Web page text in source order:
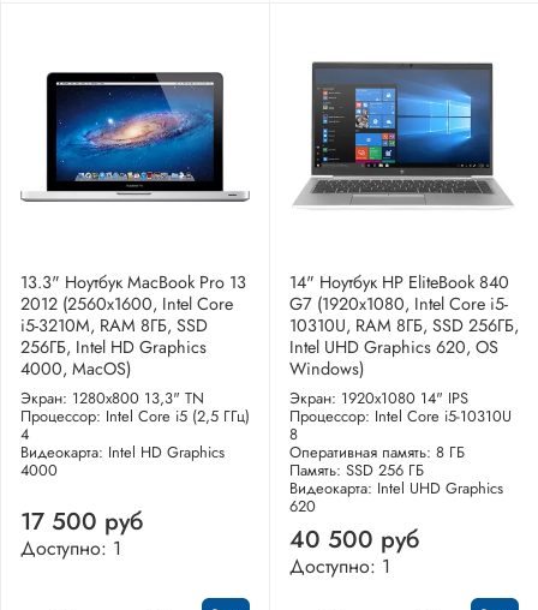
13.3" Ноутбук MacBook Pro 13
2012 (2560x1600, Intel Core
i5-3210M, RAM 8ГБ, SSD
256ГБ, Intel HD Graphics
4000, MacOS)
Экран: 1280x800 13,3" TN
Процессор: Intel Core i5 (2,5 ГГц)
4
Видеокарта: Intel HD Graphics
4000
17 500 руб
Доступно: 1
14" Ноутбук HP EliteBook 840
G7 (1920x1080, Intel Core i5-
10310U, RAM 8ГБ, SSD 256ГБ,
Intel UHD Graphics 620, OS
Windows)
Экран: 1920x1080 14" IPS
Процессор: Intel Core i5-10310U
8
Оперативная память: 8 ГБ
Память: SSD 256 ГБ
Видеокарта: Intel UHD Graphics
620
40 500 руб
Доступно: 1